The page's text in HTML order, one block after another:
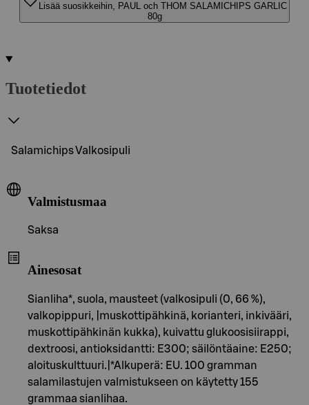
Lisää suosikkeihin, PAUL och THOM SALAMICHIPS GARLIC
80g
Tuotetiedot
Salamichips Valkosipuli
Valmistusmaa
Saksa
Ainesosat
Sianliha*, suola, mausteet (valkosipuli (0, 66 %),
valkopippuri, |muskottipähkinä, korianteri, inkivääri,
muskottipähkinän kukka), kuivattu glukoosisiirappi,
dextroosi, antioksidantti: E300; säilöntäaine: E250;
aloituskulttuuri.|*Alkuperä: EU. 100 gramman
salamilastujen valmistukseen on käytetty 155
grammaa sianlihaa.